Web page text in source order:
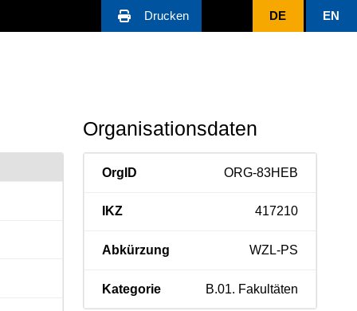
Drucken DE EN
Organisationsdaten
OrgID ORG-83HEB
IKZ 417210
Abkürzung WZL-PS
Kategorie B.01. Fakultäten